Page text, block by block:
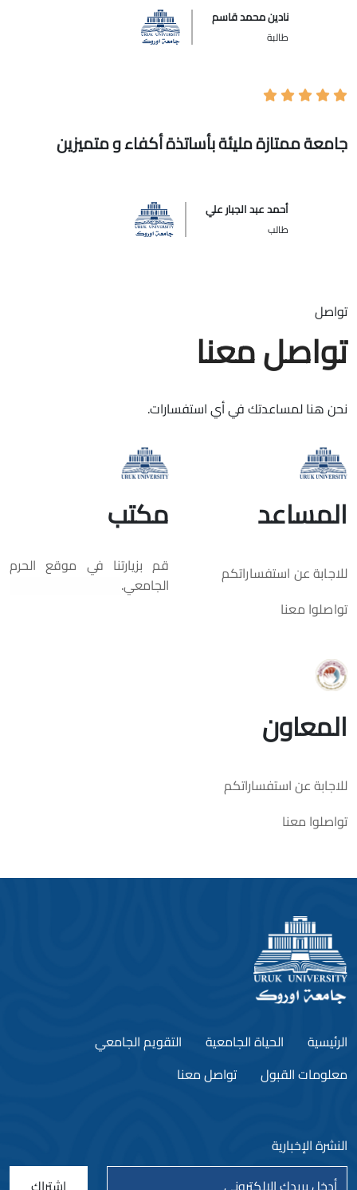
نادين محمد قاسم
طالبة
جامعة ممتازة مليئة بأساتذة أكفاء و متميزين
أحمد عبد الجبار علي
طالب
تواصل
تواصل معنا
نحن هنا لمساعدتك في أي استفسارات.
المساعد
للاجابة عن استفساراتكم
تواصلوا معنا
مكتب
قم بزيارتنا في موقع الحرم
الجامعي.
المعاون
للاجابة عن استفساراتكم
تواصلوا معنا
الرئيسية الحياة الجامعية
التقويم الجامعي
معلومات القبول
تواصل معنا
النشرة الإخبارية